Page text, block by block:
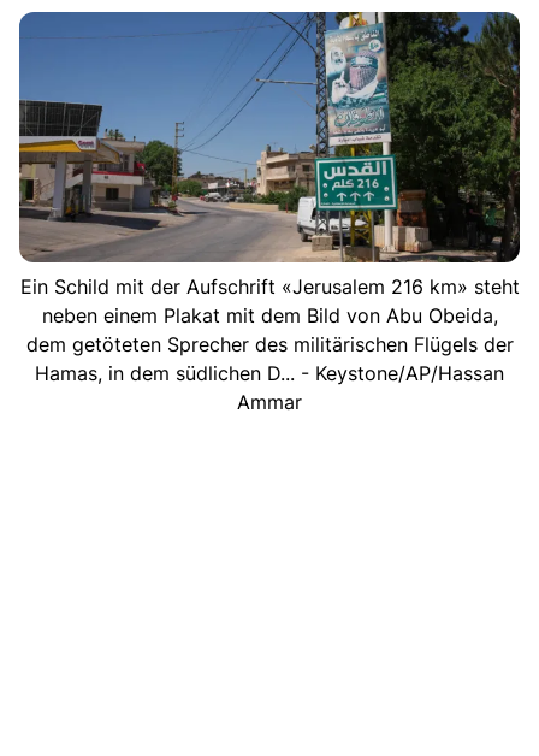
Ein Schild mit der Aufschrift «Jerusalem 216 km» steht
neben einem Plakat mit dem Bild von Abu Obeida,
dem getöteten Sprecher des militärischen Flügels der
Hamas, in dem südlichen D... - Keystone/AP/Hassan
Ammar